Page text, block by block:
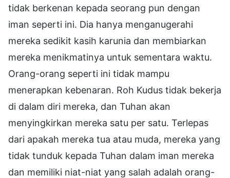
tidak berkenan kepada seorang pun dengan
iman seperti ini. Dia hanya menganugerahi
mereka sedikit kasih karunia dan membiarkan
mereka menikmatinya untuk sementara waktu.
Orang-orang seperti ini tidak mampu
menerapkan kebenaran. Roh Kudus tidak bekerja
di dalam diri mereka, dan Tuhan akan
menyingkirkan mereka satu per satu. Terlepas
dari apakah mereka tua atau muda, mereka yang
tidak tunduk kepada Tuhan dalam iman mereka
dan memiliki niat-niat yang salah adalah orang-